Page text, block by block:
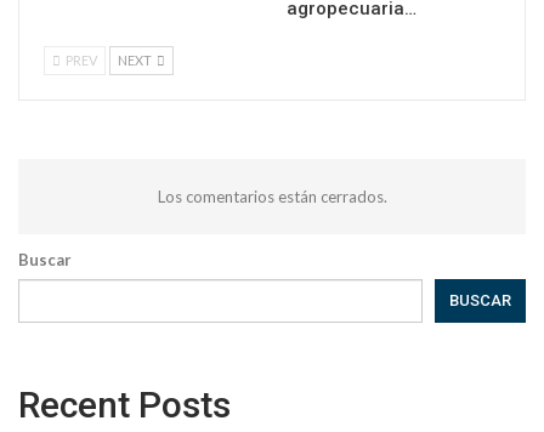
agropecuaria…
PREV NEXT
Los comentarios están cerrados.
Buscar
BUSCAR
Recent Posts